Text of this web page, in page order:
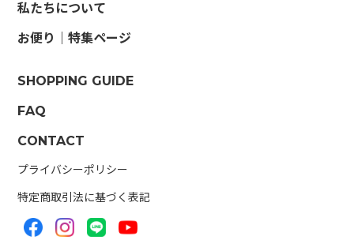
私たちについて
お便り｜特集ページ
SHOPPING GUIDE
FAQ
CONTACT
プライバシーポリシー
特定商取引法に基づく表記